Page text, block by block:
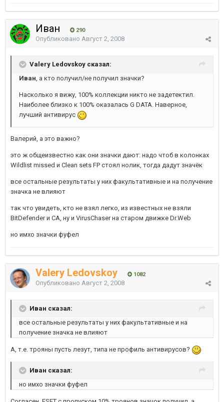
Иван 290
Опубликовано Август 2, 2008
Valery Ledovskoy сказал:
Иван, а кто получил/не получил значки?
Насколько я вижу, 100% коллекции никто не задетектил.
Наиболее близко к 100% оказалась G DATA. Наверное,
лучший антивирус
Валерий, а это важно?
это ж общеизвестно как они значки дают: надо чтоб в колонках
Wildlist missed и Clean sets FP стоял нолик, тогда дадут значёк
все остальные результаты у них факультативные и на получение
значка не влияют
так что увидеть, кто не взял легко, из известных не взяли
BitDefender и CA, ну и VirusChaser на старом движке Dr.Web
но имхо значки фуфел
Valery Ledovskoy 1082
Опубликовано Август 2, 2008
Иван сказал:
все остальные результаты у них факультативные и на
получение значка не влияют
А, т.е. трояны пусть лезут, типа не профиль антивирусов?
Иван сказал:
но имхо значки фуфел